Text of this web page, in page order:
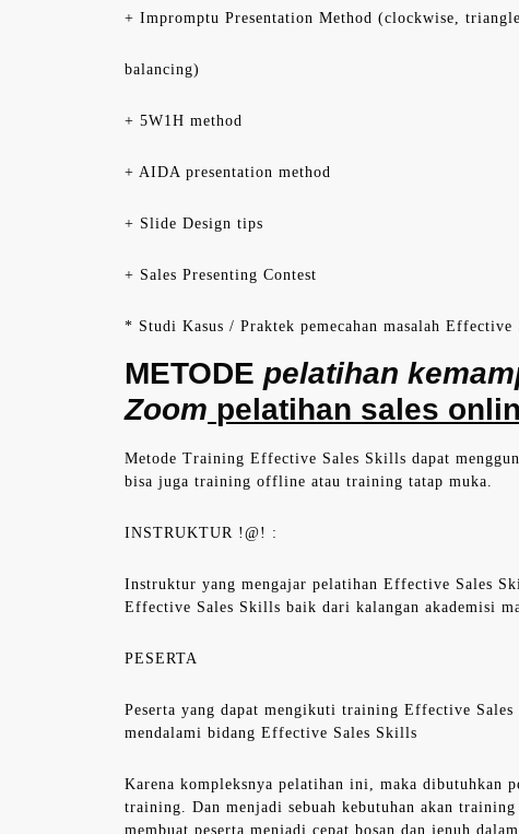
+ Impromptu Presentation Method (clockwise,
balancing)
+ 5W1H method
+ AIDA presentation method
+ Slide Design tips
+ Sales Presenting Contest
* Studi Kasus / Praktek pemecahan masalah Effective
METODE pelatihan
Zoom pelatihan sales
Metode Training Effective Sales Skills dapat
bisa juga training offline atau training tatap muka.
INSTRUKTUR !@! :
Instruktur yang mengajar pelatihan Effective Sales
Effective Sales Skills baik dari kalangan akademisi
PESERTA
Peserta yang dapat mengikuti training Effective
mendalami bidang Effective Sales Skills
Karena kompleksnya pelatihan ini, maka dibutuhkan
training. Dan menjadi sebuah kebutuhan akan
membuat peserta menjadi cepat bosan dan jenuh